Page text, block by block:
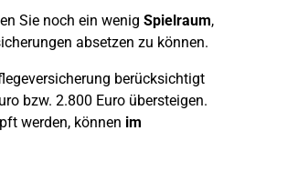
Sie noch ein wenig Spielraum,
absetzen zu können.
berücksichtigt
bzw. 2.800 Euro übersteigen.
werden, können im